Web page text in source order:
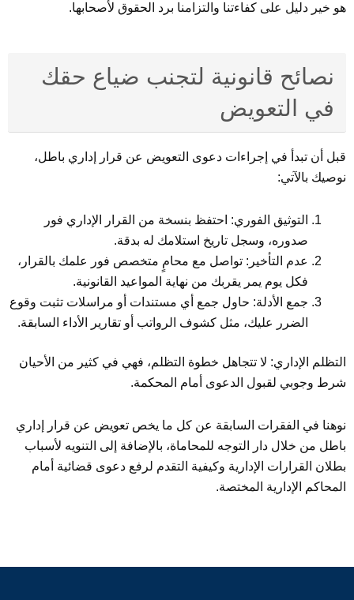
هو خير دليل على كفاءتنا والتزامنا برد الحقوق لأصحابها.
نصائح قانونية لتجنب ضياع حقك
في التعويض
قبل أن تبدأ في إجراءات دعوى التعويض عن قرار إداري باطل،
نوصيك بالآتي:
التوثيق الفوري: احتفظ بنسخة من القرار الإداري فور
صدوره، وسجل تاريخ استلامك له بدقة.
عدم التأخير: تواصل مع محامٍ متخصص فور علمك بالقرار،
فكل يوم يمر يقربك من نهاية المواعيد القانونية.
جمع الأدلة: حاول جمع أي مستندات أو مراسلات تثبت وقوع
الضرر عليك، مثل كشوف الرواتب أو تقارير الأداء السابقة.
التظلم الإداري: لا تتجاهل خطوة التظلم، فهي في كثير من الأحيان
شرط وجوبي لقبول الدعوى أمام المحكمة.
نوهنا في الفقرات السابقة عن كل ما يخص تعويض عن قرار إداري
باطل من خلال دار التوجه للمحاماة، بالإضافة إلى التنويه لأسباب
بطلان القرارات الإدارية وكيفية التقدم لرفع دعوى قضائية أمام
المحاكم الإدارية المختصة.